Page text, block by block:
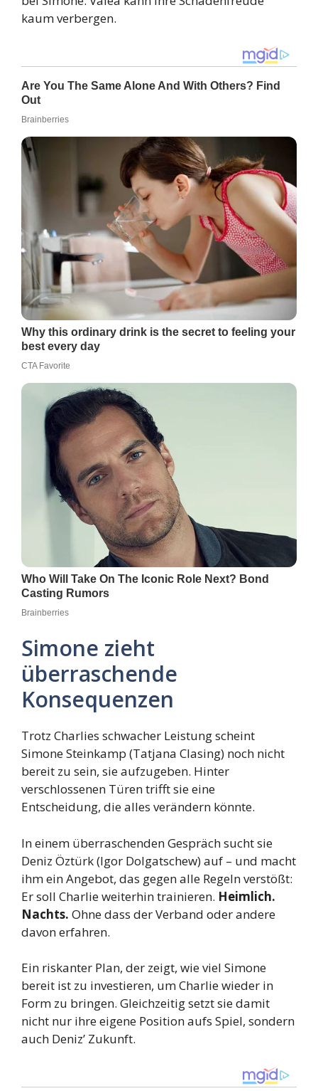
kaum verbergen.
Simone zieht
überraschende
Konsequenzen
Trotz Charlies schwacher Leistung scheint
Simone Steinkamp (Tatjana Clasing) noch nicht
bereit zu sein, sie aufzugeben. Hinter
verschlossenen Türen trifft sie eine
Entscheidung, die alles verändern könnte.
In einem überraschenden Gespräch sucht sie
Deniz Öztürk (Igor Dolgatschew) auf – und macht
ihm ein Angebot, das gegen alle Regeln verstößt:
Er soll Charlie weiterhin trainieren. Heimlich.
Nachts. Ohne dass der Verband oder andere
davon erfahren.
Ein riskanter Plan, der zeigt, wie viel Simone
bereit ist zu investieren, um Charlie wieder in
Form zu bringen. Gleichzeitig setzt sie damit
nicht nur ihre eigene Position aufs Spiel, sondern
auch Deniz’ Zukunft.